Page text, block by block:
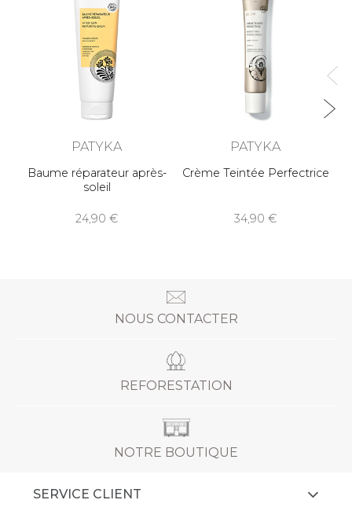
PATYKA
Baume réparateur après-
soleil
24,90
PATYKA
Crème Teintée Perfectrice
34,90
NOUS CONTACTER
REFORESTATION
NOTRE BOUTIQUE
SERVICE CLIENT